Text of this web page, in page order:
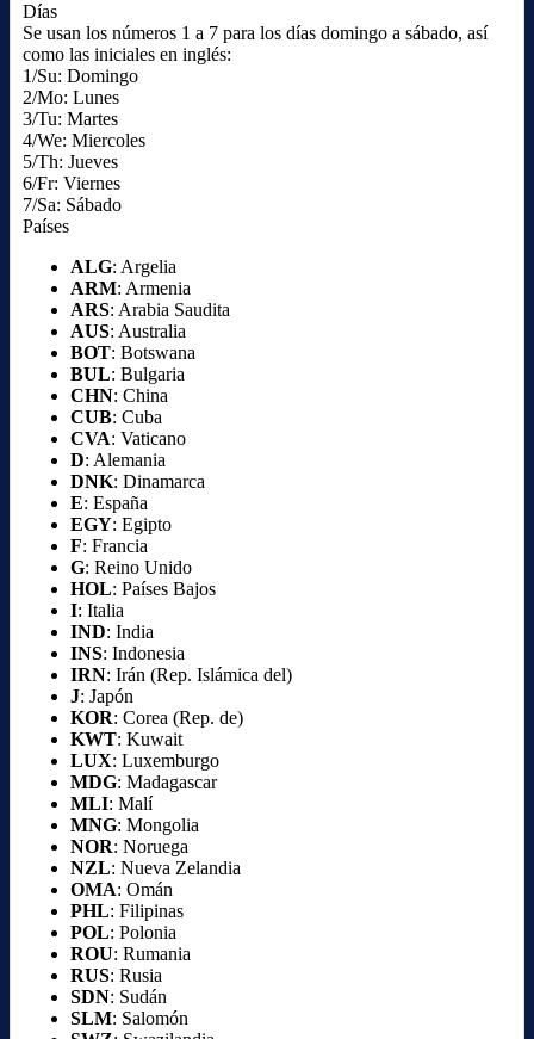
Días
Se usan los números 1 a 7 para los días domingo a sábado, así
como las iniciales en inglés:
1/Su: Domingo
2/Mo: Lunes
3/Tu: Martes
4/We: Miercoles
5/Th: Jueves
6/Fr: Viernes
7/Sa: Sábado
Países
ALG: Argelia
ARM: Armenia
ARS: Arabia Saudita
AUS: Australia
BOT: Botswana
BUL: Bulgaria
CHN: China
CUB: Cuba
CVA: Vaticano
D: Alemania
DNK: Dinamarca
E: España
EGY: Egipto
F: Francia
G: Reino Unido
HOL: Países Bajos
I: Italia
IND: India
INS: Indonesia
IRN: Irán (Rep. Islámica del)
J: Japón
KOR: Corea (Rep. de)
KWT: Kuwait
LUX: Luxemburgo
MDG: Madagascar
MLI: Malí
MNG: Mongolia
NOR: Noruega
NZL: Nueva Zelandia
OMA: Omán
PHL: Filipinas
POL: Polonia
ROU: Rumania
RUS: Rusia
SDN: Sudán
SLM: Salomón